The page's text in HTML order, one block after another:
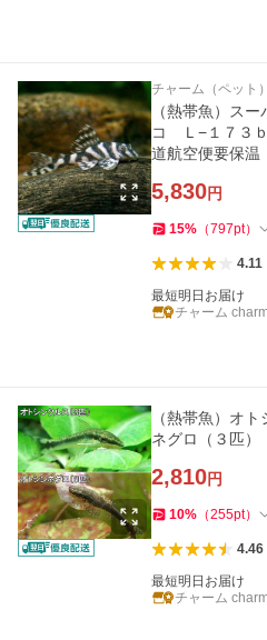
チャーム（ペット）
（熱帯魚）ス
コ Ｌ−１７３
道航空便要保温
5,830円
15% （797pt）
4.11
最短明日お届け
チャーム
（熱帯魚）オ
ネグロ（３匹
2,810円
10% （255pt）
4.46
最短明日お届け
チャーム